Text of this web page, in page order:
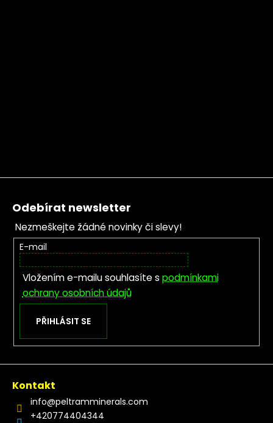
Zápatí
Odebírat newsletter
Nezmeškejte žádné novinky či slevy!
E-mail
Vložením e-mailu souhlasíte s podmínkami
ochrany osobních údajů
PŘIHLÁSIT SE
Kontakt
info@peltramminerals.com
+420774404344